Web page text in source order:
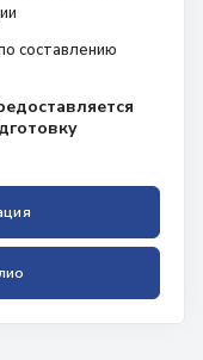
составлению